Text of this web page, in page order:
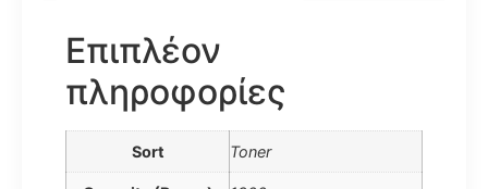
Επιπλέον
πληροφορίες
Sort Toner